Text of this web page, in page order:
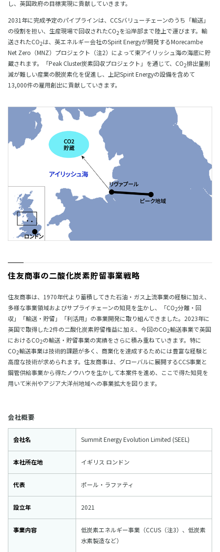
し、英国政府の目標実現に貢献していきます。
2031年に完成予定のパイプラインは、CCSバリューチェーンのうち「輸送」
の役割を担い、生産現場で回収されたCO2を沿岸部まで陸上で運びます。輸
送されたCO2は、英エネルギー会社のSpirit Energyが開発するMorecambe
Net Zero（MNZ）プロジェクト（注2）によって東アイリッシュ海の海底に貯
蔵されます。「Peak Cluster炭素回収プロジェクト」を通じて、CO2排出量削
減が難しい産業の脱炭素化を促進し、上記Spirit Energyの設備を含めて
13,000件の雇用創出に貢献していきます。
住友商事の二酸化炭素貯留事業戦略
住友商事は、1970年代より蓄積してきた石油・ガス上流事業の経験に加え、
多様な事業領域およびサプライチェーンの知見を生かし、「CO2分離・回
収」「輸送・貯留」「利活用」の事業開発に取り組んできました。2023年に
英国で取得した2件の二酸化炭素貯留権益に加え、今回のCO2輸送事業で英国
におけるCO2の輸送・貯留事業の実績をさらに積み重ねていきます。特に
CO2輸送事業は技術的課題が多く、商業化を達成するためには豊富な経験と
高度な技術が求められます。住友商事は、グローバルに展開するCCS事業と
鋼管供給事業から得たノウハウを生かして本案件を進め、ここで得た知見を
用いて米州やアジア大洋州地域への事業拡大を図ります。
会社概要
会社名 Summit Energy Evolution Limited (SEEL)
本社所在地 イギリス ロンドン
代表 ポール・ラファティ
設立年 2021
事業内容
低炭素エネルギー事業（CCUS（注3）、低炭素
水素製造など）